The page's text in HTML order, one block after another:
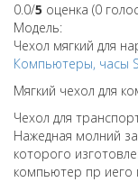
0.0/5 оценка (0
Модель:
Чехол мягкий для
Компьютеры, часы
Мягкий чехол для
Чехол для
Нажедная молний
которого
компьютер пр иего